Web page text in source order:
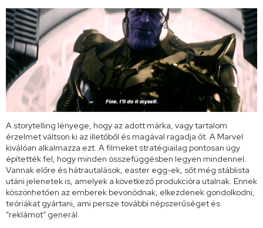
A storytelling lényege, hogy az adott márka, vagy tartalom
érzelmet váltson ki az illetőből és magával ragadja őt. A Marvel
kiválóan alkalmazza ezt. A filmeket stratégiailag pontosan úgy
építették fel, hogy minden összefüggésben legyen mindennel.
Vannak előre és hátrautalások, easter egg-ek, sőt még stáblista
utáni jelenetek is, amelyek a következő produkcióra utalnak. Ennek
köszönhetően az emberek bevonódnak, elkezdenek gondolkodni,
teóriákat gyártani, ami persze további népszerűséget és
“reklámot” generál.